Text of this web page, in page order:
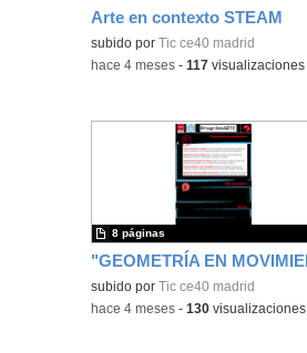
Arte en contexto STEAM
subido por Tic ce40 madrid
-hace 4 meses -117 visualizaciones
subido por Tic ce40 madrid
8 páginas
-hace 4 meses -130 visualizaciones